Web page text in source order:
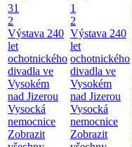
31
2
Výstava 240
let
ochotnického
divadla ve
Vysokém
nad Jizerou
Vysocká
nemocnice
Zobrazit
1
2
Výstava 240
let
ochotnického
divadla ve
Vysokém
nad Jizerou
Vysocká
nemocnice
Zobrazit